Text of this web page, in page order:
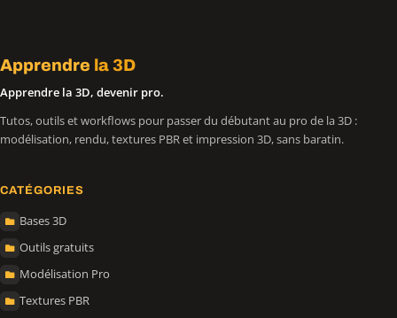
Apprendre la 3D
Apprendre la 3D, devenir pro.
Tutos, outils et workflows pour passer du débutant au pro de la 3D :
modélisation, rendu, textures PBR et impression 3D, sans baratin.
CATÉGORIES
Bases 3D
Outils gratuits
Modélisation Pro
Textures PBR